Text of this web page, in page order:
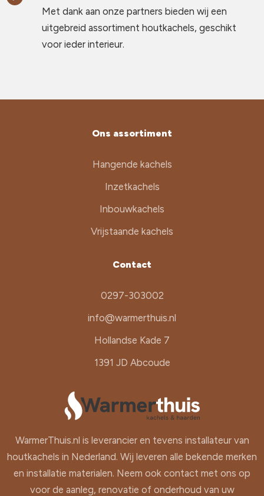
Met dank aan onze partners bieden wij een
uitgebreid assortiment houtkachels, geschikt
voor ieder interieur.
Ons assortiment
Hangende kachels
Inzetkachels
Inbouwkachels
Vrijstaande kachels
Contact
0297-303002
info@warmerthuis.nl
Hollandse Kade 7
1391 JD Abcoude
WarmerThuis.nl is leverancier en tevens installateur van
houtkachels in Nederland. Wij leveren alle bekende merken
en installatie materialen. Neem ook contact met ons op
voor de aanleg, renovatie of onderhoud van uw